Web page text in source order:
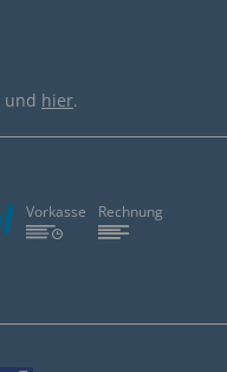
und hier.
Vorkasse Rechnung